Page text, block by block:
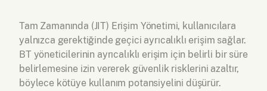
Tam Zamanında (JIT) Erişim Yönetimi, kullanıcılara
yalnızca gerektiğinde geçici ayrıcalıklı erişim sağlar.
BT yöneticilerinin ayrıcalıklı erişim için belirli bir süre
belirlemesine izin vererek güvenlik risklerini azaltır,
böylece kötüye kullanım potansiyelini düşürür.